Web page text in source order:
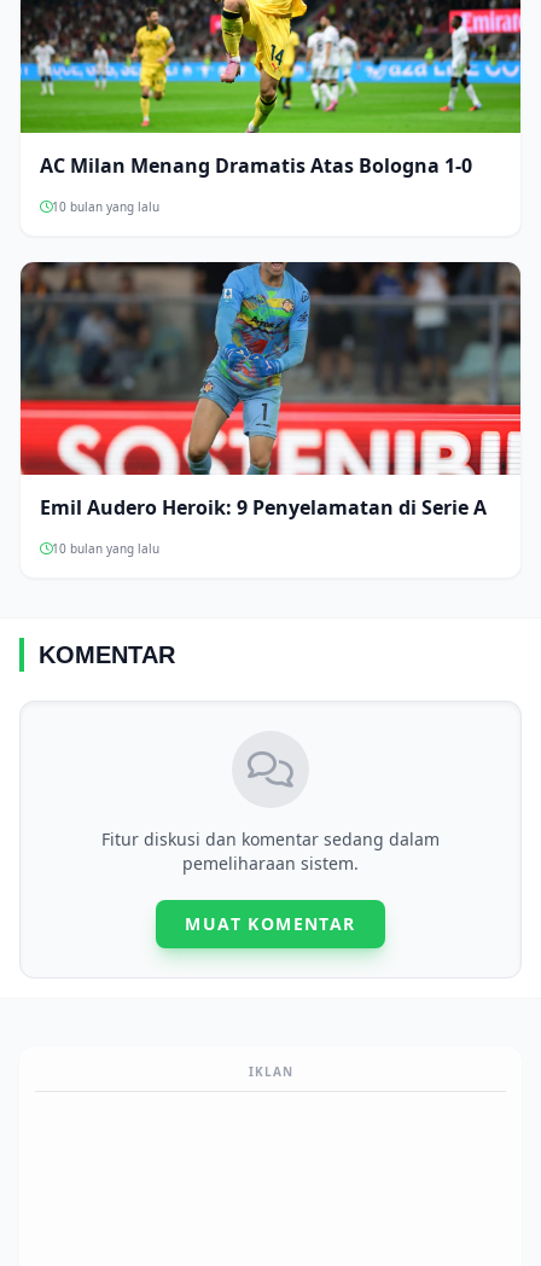
AC Milan Menang Dramatis Atas Bologna 1-0
10 bulan yang lalu
Emil Audero Heroik: 9 Penyelamatan di Serie A
10 bulan yang lalu
KOMENTAR
Fitur diskusi dan komentar sedang dalam
pemeliharaan sistem.
MUAT KOMENTAR
IKLAN